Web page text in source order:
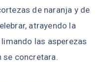
de naranja y de
atrayendo la
las asperezas
se concretara.